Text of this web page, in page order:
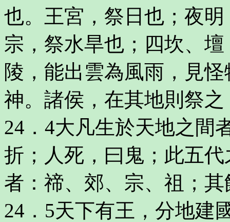
也。王宮，祭日也；夜
宗，祭水旱也；四坎、
陵，能出雲為風雨，見
神。諸侯，在其地則祭
24．4大凡生於天地之間
折；人死，曰鬼；此五
者：禘、郊、宗、祖；
24．5天下有王，分地建